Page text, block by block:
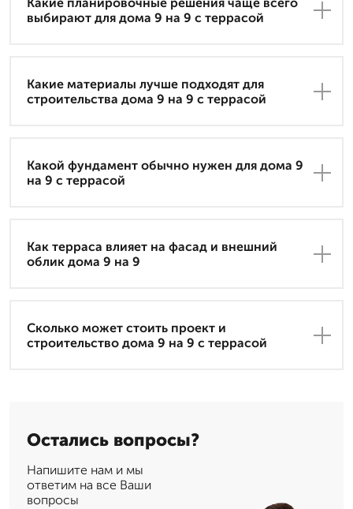
выбирают для дома 9 на 9 с террасой
Какие материалы лучше подходят для
строительства дома 9 на 9 с террасой
Какой фундамент обычно нужен для дома 9
на 9 с террасой
Как терраса влияет на фасад и внешний
облик дома 9 на 9
Сколько может стоить проект и
строительство дома 9 на 9 с террасой
Остались вопросы?
Напишите нам и мы
ответим на все Ваши
вопросы